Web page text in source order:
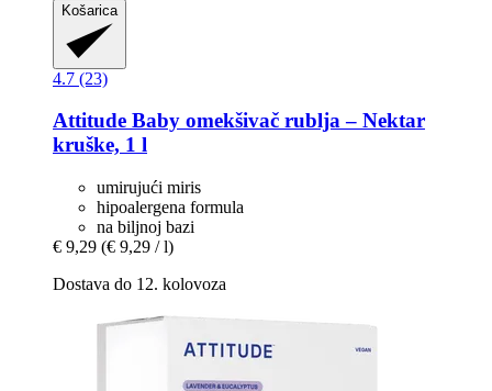
Košarica
4.7 (23)
Attitude Baby omekšivač rublja – Nektar
kruške, 1 l
umirujući miris
hipoalergena formula
na biljnoj bazi
€ 9,29 (€ 9,29 / l)
Dostava do 12. kolovoza